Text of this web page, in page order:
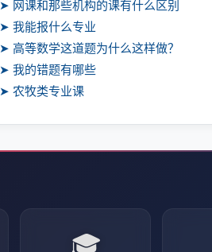
➤ 网课和那些机构的课有什么区别
➤ 我能报什么专业
➤ 高等数学这道题为什么这样做？
➤ 我的错题有哪些
➤ 农牧类专业课
🎓